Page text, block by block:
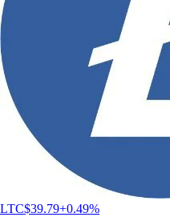
LTC$39.79+0.49%